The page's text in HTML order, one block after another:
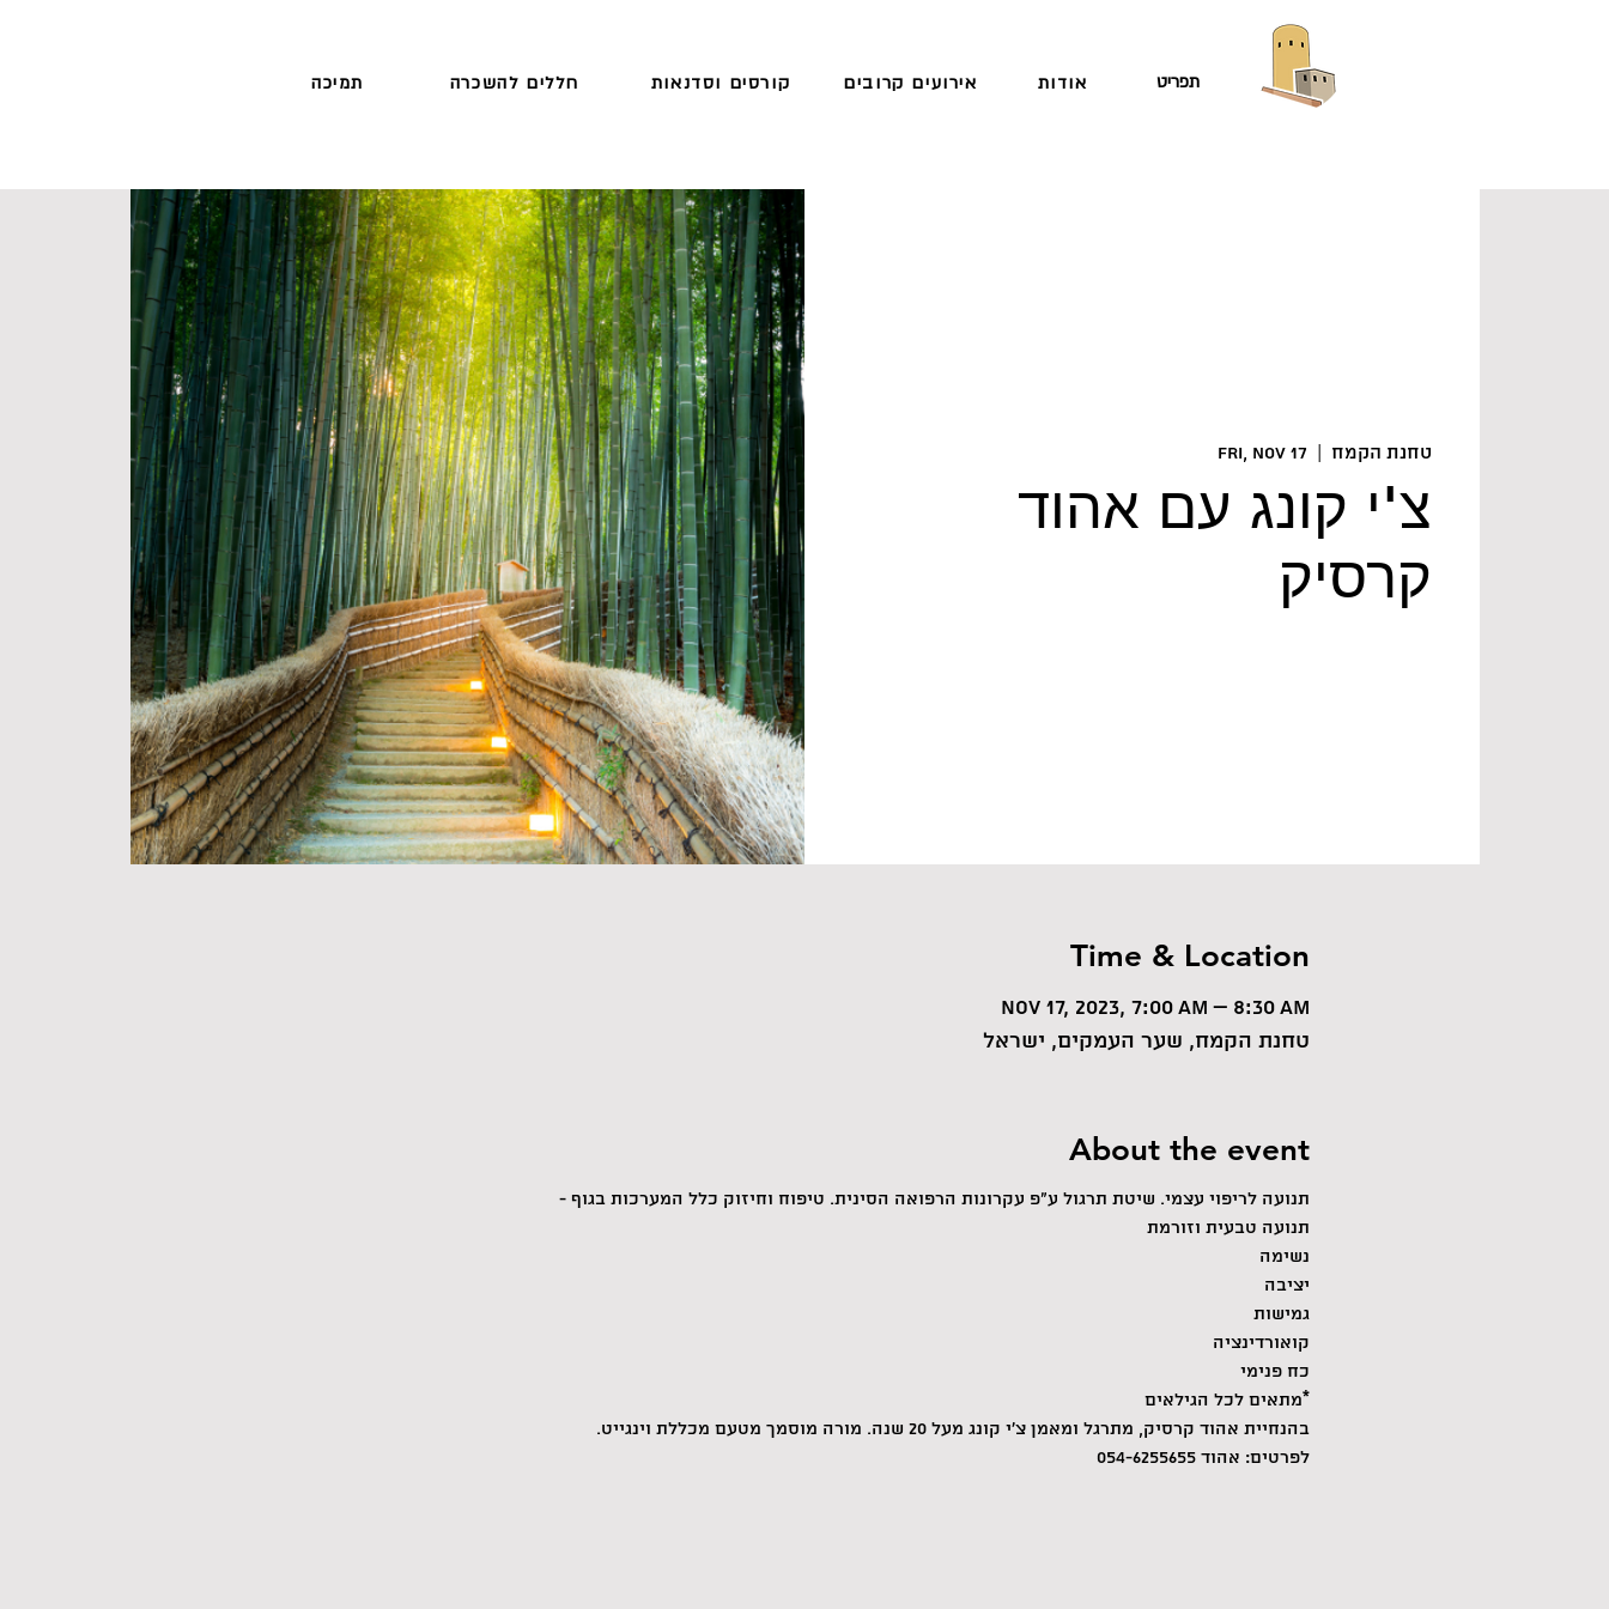
תמיכה חללים להשכרה קורסים וסדנאות אירועים קרובים אודות תפריט
Fri, Nov 17 טחנת הקמח
צ'י קונג עם אהוד
קרסיק
Time & Location
Nov 17, 2023, 7:00 AM – 8:30 AM
טחנת הקמח, שער העמקים, ישראל
About the event
תנועה לריפוי עצמי. שיטת תרגול ע"פ עקרונות הרפואה הסינית. טיפוח וחיזוק כלל המערכות בגוף -
תנועה טבעית וזורמת
נשימה
יציבה
גמישות
קואורדינציה
כח פנימי
*מתאים לכל הגילאים
בהנחיית אהוד קרסיק, מתרגל ומאמן צ'י קונג מעל 20 שנה. מורה מוסמך מטעם מכללת וינגייט.
לפרטים: אהוד 054-6255655